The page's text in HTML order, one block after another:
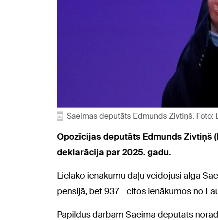
Saeimas deputāts Edmunds Zivtiņš. Foto:
Opozīcijas deputāts Edmunds Zivtiņš
deklarācija par 2025. gadu.
Lielāko ienākumu daļu veidojusi alga
pensijā, bet 937 - citos ienākumos no
Papildus darbam Saeimā deputāts